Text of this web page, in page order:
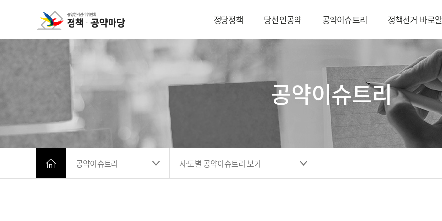
정당정책 당선인공약 공약이슈트리 정책선거 바로
공약이슈트리
공약이슈트리 시·도별 공약이슈트리 보기